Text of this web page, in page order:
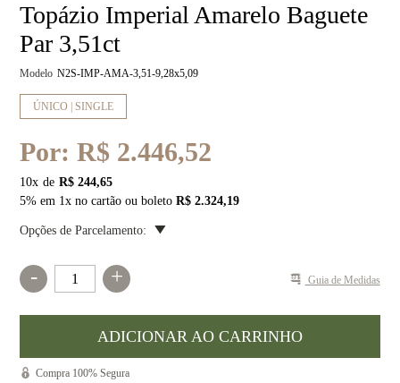
Topázio Imperial Amarelo Baguete
Par 3,51ct
Modelo N2S-IMP-AMA-3,51-9,28x5,09
ÚNICO | SINGLE
Por:R$ 2.446,52
10x
R$ 244,65
5% em 1x no cartão ou boletoR$ 2.324,19
Opções de Parcelamento:
- + Guia de Medidas
Compra 100% Segura